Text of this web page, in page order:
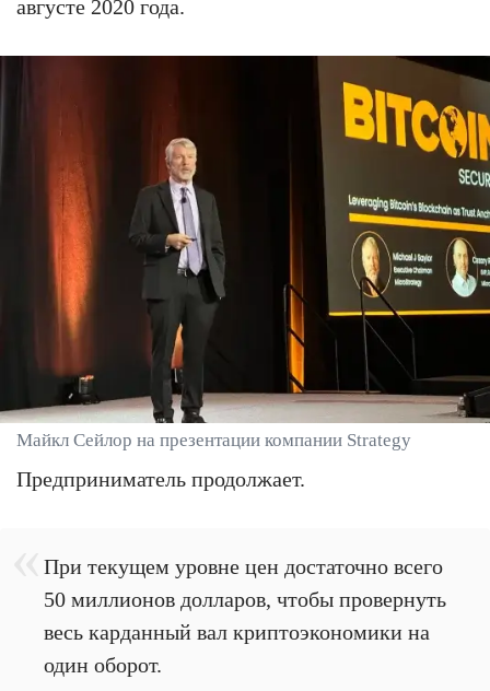
августе 2020 года.
Майкл Сейлор на презентации компании Strategy
Предприниматель продолжает.
При текущем уровне цен достаточно всего
50 миллионов долларов, чтобы провернуть
весь карданный вал криптоэкономики на
один оборот.